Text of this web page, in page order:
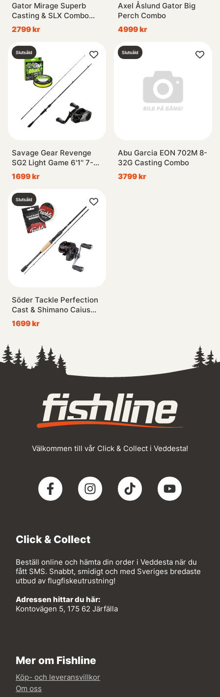
Gator Mirage Superb
Casting & SLX Combo
7'3'' 5-25g
2799 kr
Axel Åslund Gator Big
Perch Combo
4999 kr
Slutsåld
Savage Gear Revenge
SG2 Light Game 6'1'' 7-
22g Casting Combo
1699 kr
Slutsåld
Abu Garcia EON 702M 8-
32G Casting Combo
3799 kr
Slutsåld
Söder Tackle Perfection
Cast & Shimano Caius
Combo 5-30g
1699 kr
Välkommen till vår Click & Collect i Veddesta!
Click & Collect
Beställ online och hämta din order i Veddesta när du
fått SMS. Snabbt, smidigt och med Sveriges bredaste
utbud av flugfiskeutrustning!
Adressen hittar du här:
Kontovägen 5, 175 62 Järfälla
Mer om Fishline
Köp- och leveransvillkor
Om oss